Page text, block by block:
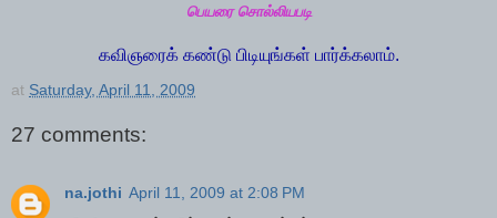
பெயரை சொல்லியபடி
கவிஞரைக் கண்டு பிடியுங்கள் பார்க்கலாம்.
at Saturday, April 11, 2009
27 comments:
na.jothi April 11, 2009 at 2:08 PM